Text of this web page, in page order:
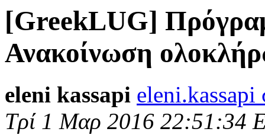
[GreekLUG]
Ανακοίνωση
eleni kassapi
Τρί 1 Μαρ 2016 22:51:34